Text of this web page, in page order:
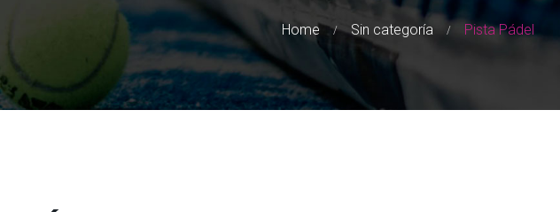
Home Sin categoría Pista Pádel